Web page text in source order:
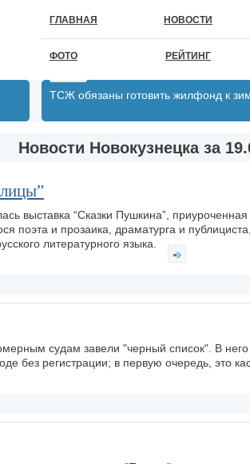
ГЛАВНАЯ НОВОСТИ
ФОТО РЕЙТИНГ
ТСЖ обязаны готовить жилфонд к
Новости Новокузнецка за
выставка “Сказки Пушкина”,
поэта и прозаика, драматурга и
литературного языка.
судам завели "черный список". В
без регистрации; в первую очередь, это